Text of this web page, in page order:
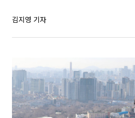
김지영 기자